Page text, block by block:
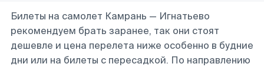
Билеты на самолет Камрань — Игнатьево
рекомендуем брать заранее, так они стоят
дешевле и цена перелета ниже особенно в будние
дни или на билеты с пересадкой. По направлению